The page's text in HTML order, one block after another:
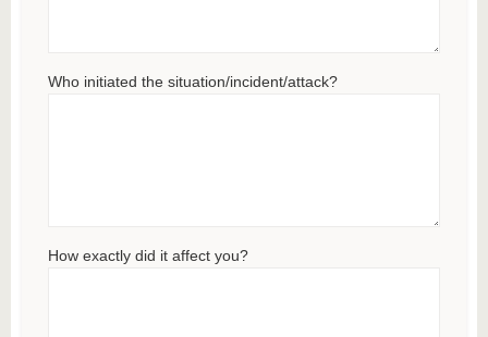
Who initiated the situation/incident/attack?
How exactly did it affect you?